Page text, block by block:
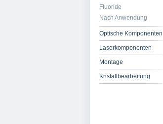
Fluoride
Nach Anwendung
Optische Komponenten
Laserkomponenten
Montage
Kristallbearbeitung